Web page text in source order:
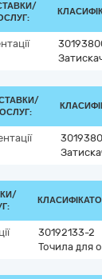
30192133-2
Точила для